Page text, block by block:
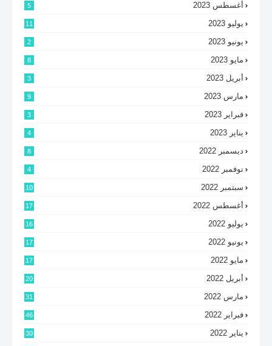
أغسطس 2023 5
يوليو 2023 11
يونيو 2023 2
مايو 2023 8
أبريل 2023 3
مارس 2023 9
فبراير 2023 3
يناير 2023 4
ديسمبر 2022 8
نوفمبر 2022 4
سبتمبر 2022 10
أغسطس 2022 17
يوليو 2022 16
يونيو 2022 17
مايو 2022 17
أبريل 2022 20
مارس 2022 31
فبراير 2022 46
يناير 2022 30